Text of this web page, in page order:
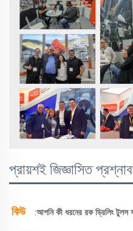
প্রায়শই জিজ্ঞাসিত
কিউ :আপনি কী ধরনের রক ড্রিলিং টুলস